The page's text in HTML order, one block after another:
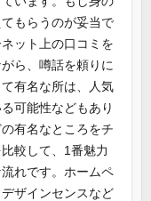
もらうのが妥当で
ット上の口コミを
ら、噂話を頼りに
有名な所は、人気
可能性などもあり
有名なところをチ
較して、1番魅力
れです。ホームペ
ザインセンスなど